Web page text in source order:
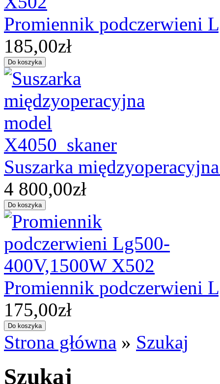
Promiennik podczerwieni
185,00zł
Suszarka
4 800,00zł
Promiennik podczerwieni
175,00zł
Strona główna » Szukaj
Szukaj